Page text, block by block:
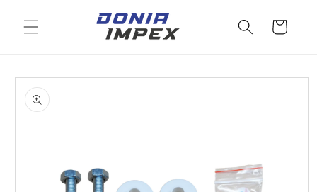
conținut
Cos
informațiile
despre
produs